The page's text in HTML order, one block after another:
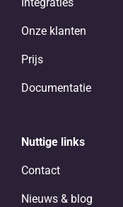
Onze klanten
Prijs
Documentatie
Nuttige links
Contact
Nieuws & blog